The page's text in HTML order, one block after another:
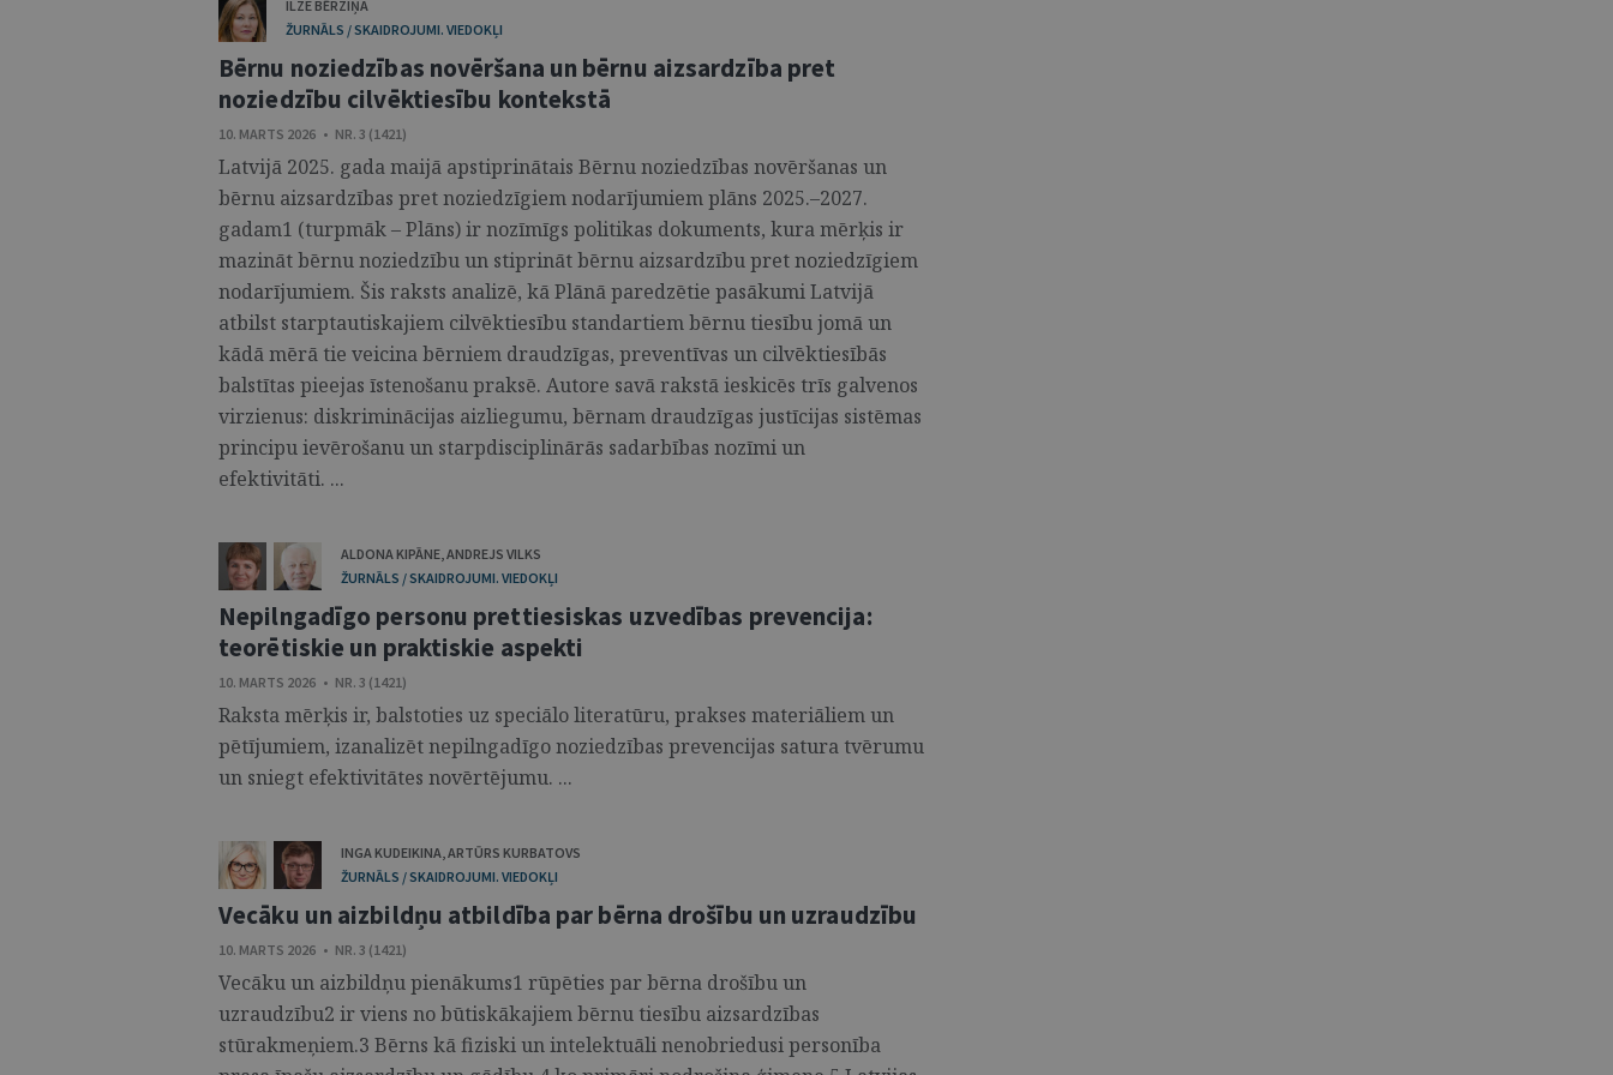
ILZE BĒRZIŅA
ŽURNĀLS / SKAIDROJUMI. VIEDOKĻI
Bērnu noziedzības novēršana un bērnu aizsardzība pret
noziedzību cilvēktiesību kontekstā
10. MARTS 2026 • NR. 3 (1421)
Latvijā 2025. gada maijā apstiprinātais Bērnu noziedzības novēršanas un
bērnu aizsardzības pret noziedzīgiem nodarījumiem plāns 2025.–2027.
gadam1 (turpmāk – Plāns) ir nozīmīgs politikas dokuments, kura mērķis ir
mazināt bērnu noziedzību un stiprināt bērnu aizsardzību pret noziedzīgiem
nodarījumiem. Šis raksts analizē, kā Plānā paredzētie pasākumi Latvijā
atbilst starptautiskajiem cilvēktiesību standartiem bērnu tiesību jomā un
kādā mērā tie veicina bērniem draudzīgas, preventīvas un cilvēktiesībās
balstītas pieejas īstenošanu praksē. Autore savā rakstā ieskicēs trīs galvenos
virzienus: diskriminācijas aizliegumu, bērnam draudzīgas justīcijas sistēmas
principu ievērošanu un starpdisciplinārās sadarbības nozīmi un
efektivitāti. ...
ALDONA KIPĀNE,ANDREJS VILKS
ŽURNĀLS / SKAIDROJUMI. VIEDOKĻI
Nepilngadīgo personu prettiesiskas uzvedības prevencija:
teorētiskie un praktiskie aspekti
10. MARTS 2026 • NR. 3 (1421)
Raksta mērķis ir, balstoties uz speciālo literatūru, prakses materiāliem un
pētījumiem, izanalizēt nepilngadīgo noziedzības prevencijas satura tvērumu
un sniegt efektivitātes novērtējumu. ...
INGA KUDEIKINA,ARTŪRS KURBATOVS
ŽURNĀLS / SKAIDROJUMI. VIEDOKĻI
Vecāku un aizbildņu atbildība par bērna drošību un uzraudzību
10. MARTS 2026 • NR. 3 (1421)
Vecāku un aizbildņu pienākums1 rūpēties par bērna drošību un
uzraudzību2 ir viens no būtiskākajiem bērnu tiesību aizsardzības
stūrakmeņiem.3 Bērns kā fiziski un intelektuāli nenobriedusi personība